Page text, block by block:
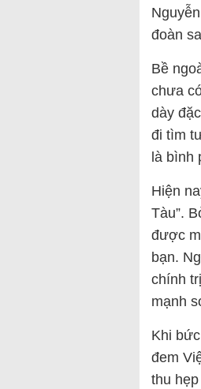
đoàn
Bề
chưa
dày
đi tìm
là bình
Hiện
Tàu”.
được
bạn.
chính
mạnh
Khi
đem
thu